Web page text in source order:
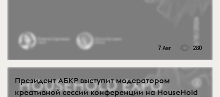
7 Авг 280
Президент АБКР выступит модератором
креативной сессии конференции на HouseHold